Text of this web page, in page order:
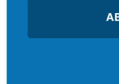
Betriebssystem-
(inkl. Treiber,